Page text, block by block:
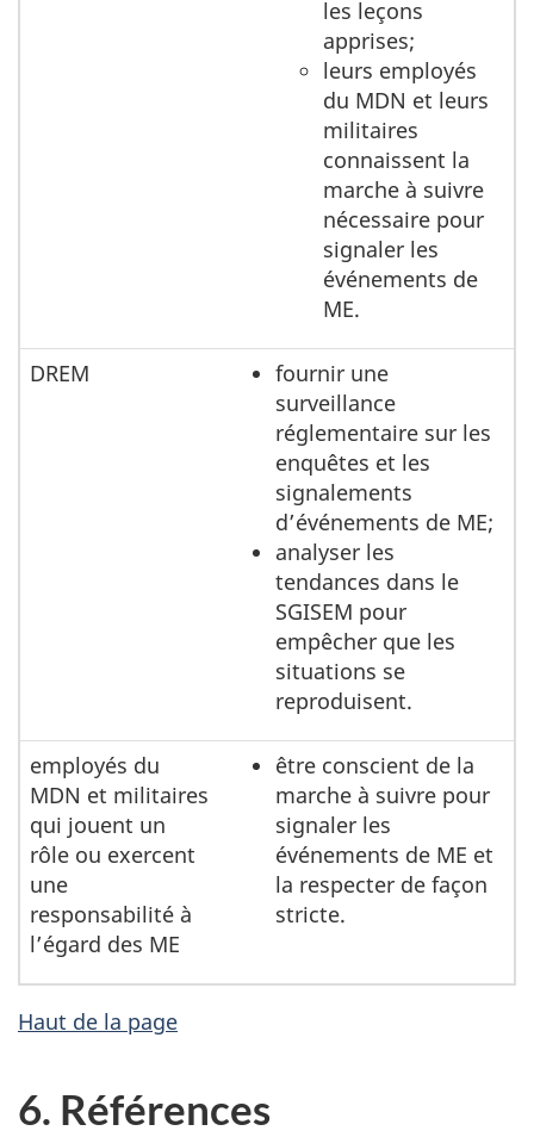
les leçons
apprises;
leurs employés
du MDN et leurs
militaires
connaissent la
marche à suivre
nécessaire pour
signaler les
événements de
ME.
DREM
fournir une
surveillance
réglementaire sur les
enquêtes et les
signalements
d’événements de ME;
analyser les
tendances dans le
SGISEM pour
empêcher que les
situations se
reproduisent.
employés du
MDN et militaires
qui jouent un
rôle ou exercent
une
responsabilité à
l’égard des ME
être conscient de la
marche à suivre pour
signaler les
événements de ME et
la respecter de façon
stricte.
Haut de la page
6. Références